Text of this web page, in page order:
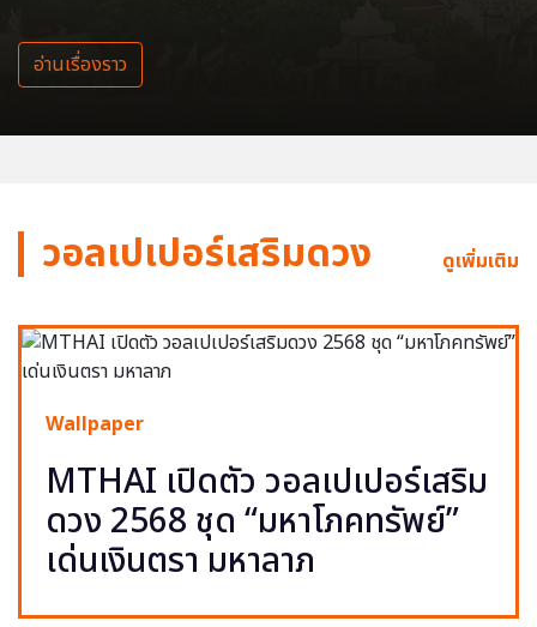
อ่านเรื่องราว
วอลเปเปอร์เสริมดวง ดูเพิ่มเติม
Wallpaper
MTHAI เปิดตัว วอลเปเปอร์เสริม
ดวง 2568 ชุด “มหาโภคทรัพย์”
เด่นเงินตรา มหาลาภ